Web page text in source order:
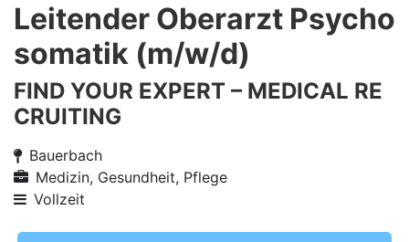
Leitender Oberarzt Psycho
somatik (m/w/d)
FIND YOUR EXPERT – MEDICAL RE
CRUITING
Bauerbach
Medizin, Gesundheit, Pflege
Vollzeit